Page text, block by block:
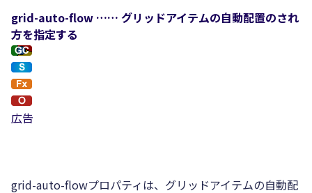
grid-auto-flow …… グリッドアイテムの自動配置のされ
方を指定する
広告
grid-auto-flowプロパティは、グリッドアイテムの自動配